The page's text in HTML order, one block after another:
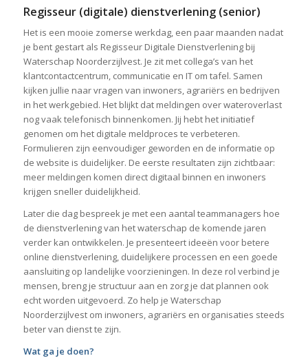
Regisseur (digitale) dienstverlening (senior)
Het is een mooie zomerse werkdag, een paar maanden nadat
je bent gestart als Regisseur Digitale Dienstverlening bij
Waterschap Noorderzijlvest. Je zit met collega’s van het
klantcontactcentrum, communicatie en IT om tafel. Samen
kijken jullie naar vragen van inwoners, agrariërs en bedrijven
in het werkgebied. Het blijkt dat meldingen over wateroverlast
nog vaak telefonisch binnenkomen. Jij hebt het initiatief
genomen om het digitale meldproces te verbeteren.
Formulieren zijn eenvoudiger geworden en de informatie op
de website is duidelijker. De eerste resultaten zijn zichtbaar:
meer meldingen komen direct digitaal binnen en inwoners
krijgen sneller duidelijkheid.
Later die dag bespreek je met een aantal teammanagers hoe
de dienstverlening van het waterschap de komende jaren
verder kan ontwikkelen. Je presenteert ideeën voor betere
online dienstverlening, duidelijkere processen en een goede
aansluiting op landelijke voorzieningen. In deze rol verbind je
mensen, breng je structuur aan en zorg je dat plannen ook
echt worden uitgevoerd. Zo help je Waterschap
Noorderzijlvest om inwoners, agrariërs en organisaties steeds
beter van dienst te zijn.
Wat ga je doen?